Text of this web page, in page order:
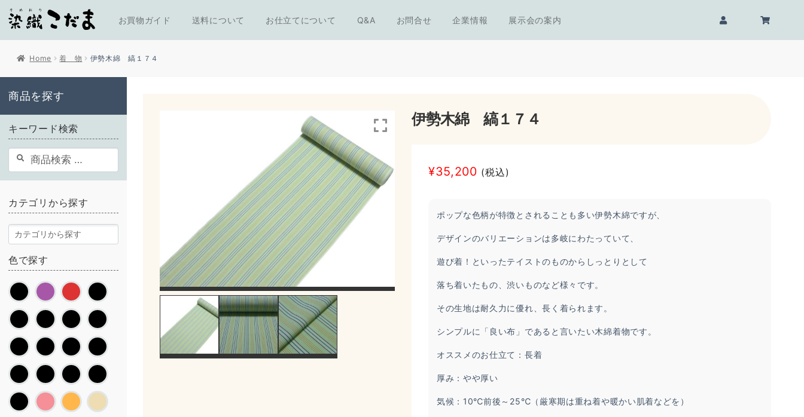
お買物ガイド 送料について お仕立てについて Q&A お問合せ 企業情報 展示会の案内
Home 着 物 伊勢木綿 縞１７４
伊勢木綿 縞１７４
¥35,200 (税込)
ポップな色柄が特徴とされることも多い伊勢木綿ですが、
デザインのバリエーションは多岐にわたっていて、
遊び着！といったテイストのものからしっとりとして
落ち着いたもの、渋いものなど様々です。
その生地は耐久力に優れ、長く着られます。
シンプルに「良い布」であると言いたい木綿着物です。
オススメのお仕立て：長着
厚み：やや厚い
気候：10℃前後～25℃（厳寒期は重ね着や暖かい肌着などを）
商品を探す
キーワード検索
結
カテゴリから探す
色で探す